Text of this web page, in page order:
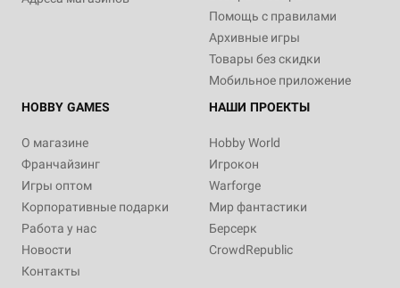
Помощь с правилами
Архивные игры
Товары без скидки
Мобильное приложение
HOBBY GAMES
О магазине
Франчайзинг
Игры оптом
Корпоративные подарки
Работа у нас
Новости
Контакты
НАШИ ПРОЕКТЫ
Hobby World
Игрокон
Warforge
Мир фантастики
Берсерк
CrowdRepublic